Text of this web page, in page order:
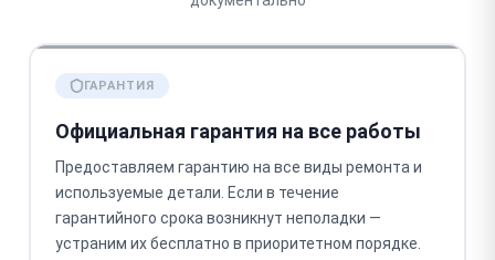
ГАРАНТИЯ
Официальная гарантия на все работы
Предоставляем гарантию на все виды ремонта и
используемые детали. Если в течение
гарантийного срока возникнут неполадки —
устраним их бесплатно в приоритетном порядке.